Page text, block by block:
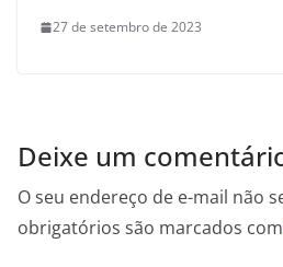
27 de setembro de 2023
Deixe um
O seu endereço de e-mail não
obrigatórios são marcados com